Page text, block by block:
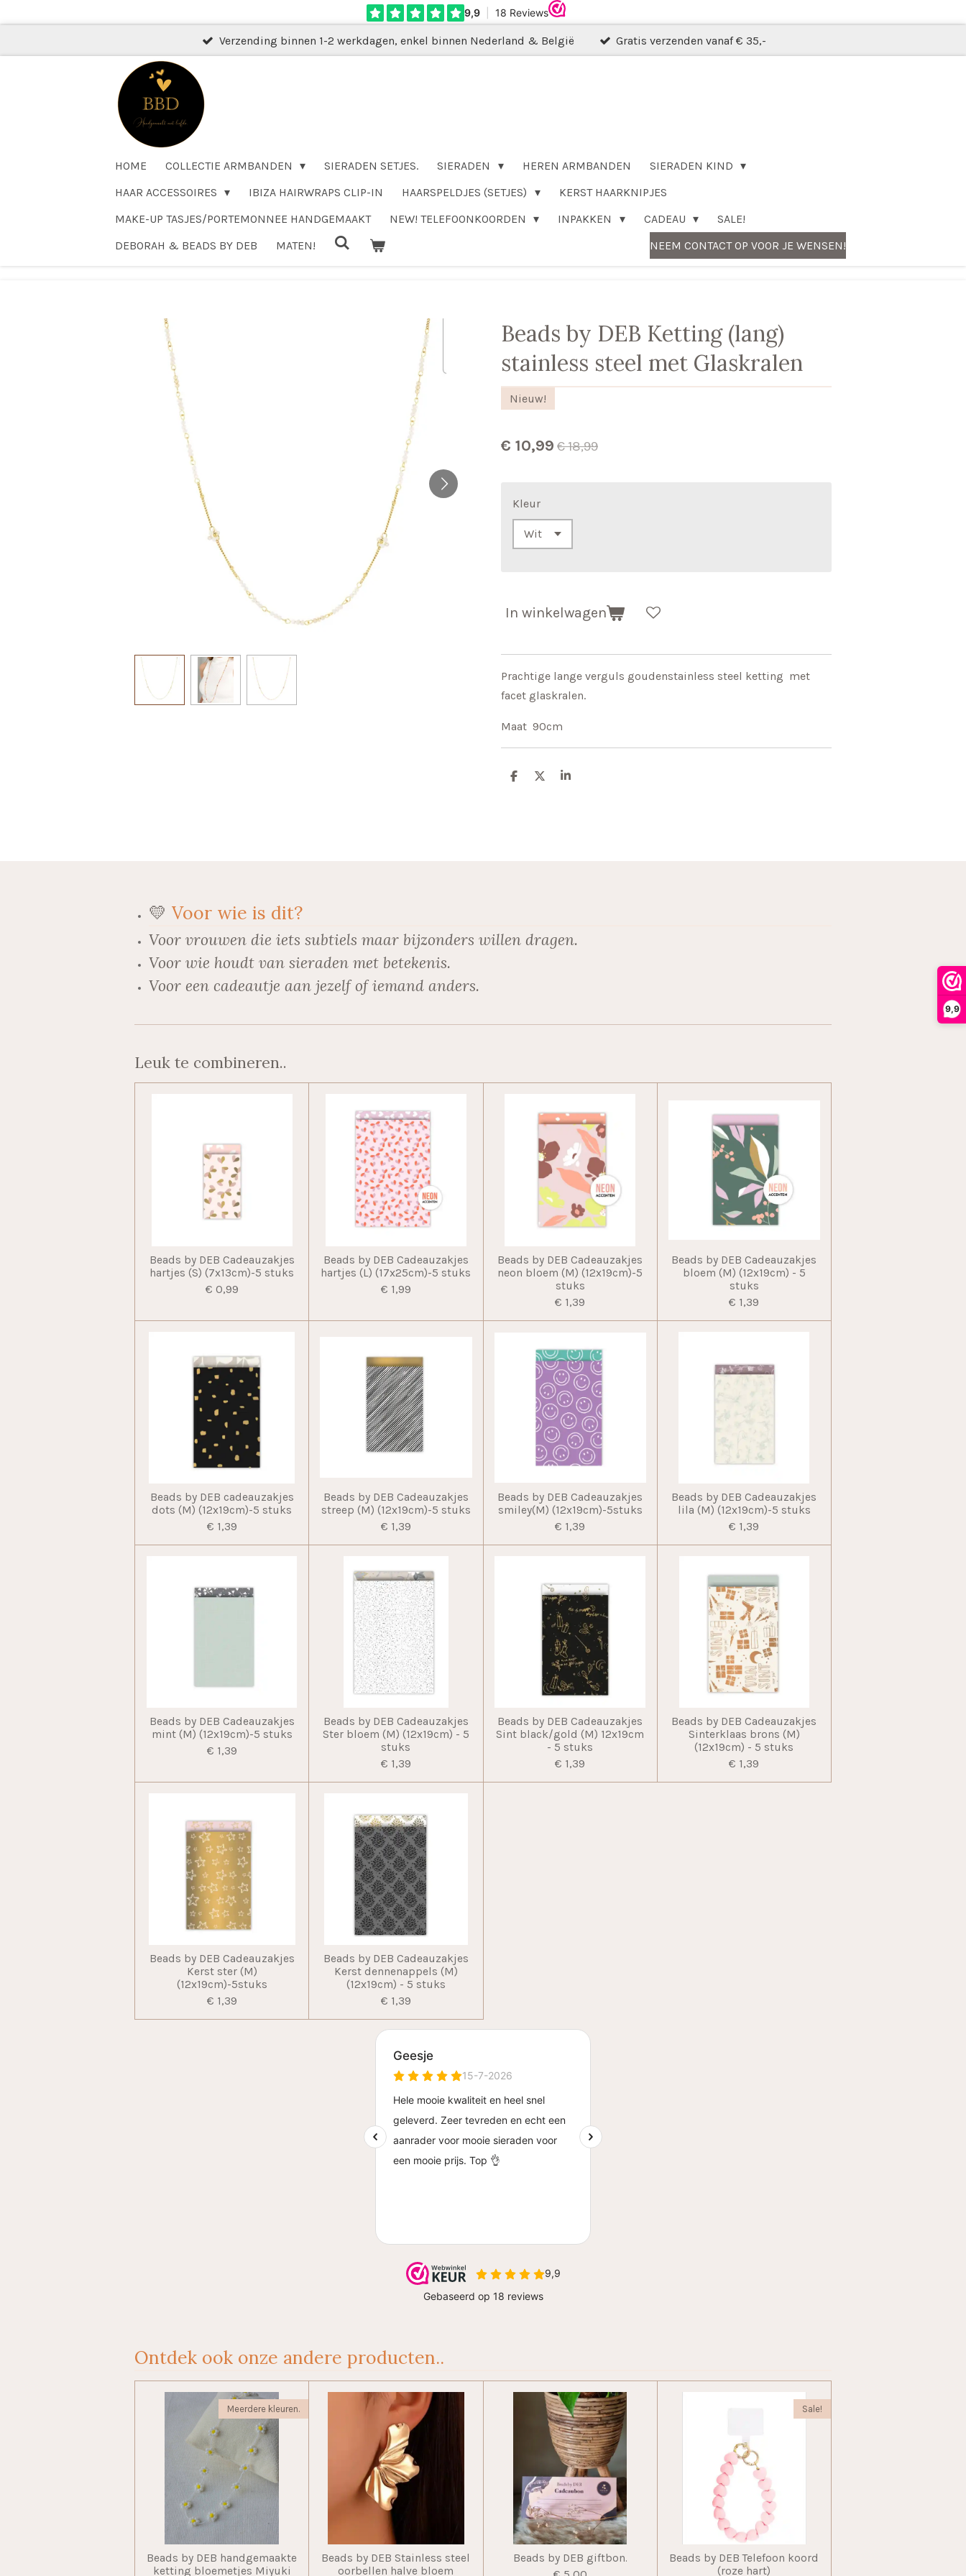
9,9
naar
Verzending binnen 1-2 werkdagen, enkel binnen Nederland & België Gratis verzenden vanaf € 35,-
HOME COLLECTIE ARMBANDEN SIERADEN SETJES. SIERADEN HEREN ARMBANDEN
SIERADEN KIND
HAAR ACCESSOIRES
IBIZA HAIRWRAPS CLIP-IN HAARSPELDJES (SETJES)
KERST HAARKNIPJES
MAKE-UP TASJES/PORTEMONNEE HANDGEMAAKT
NEW! TELEFOONKOORDEN INPAKKEN CADEAU
SALE!
DEBORAH & BEADS BY DEB
MATEN! NEEM CONTACT OP VOOR JE WENSEN!
Beads by DEB Ketting (lang)
stainless steel met Glaskralen
Nieuw!
€ 10,99 € 18,99
Kleur
In winkelwagen
Prachtige lange verguls goudenstainless steel ketting met
facet glaskralen.
Maat 90cm
D
D
S
💛 Voor wie is dit?
Voor vrouwen die iets subtiels maar bijzonders willen dragen.
Voor wie houdt van sieraden met betekenis.
Voor een cadeautje aan jezelf of iemand anders.
Leuk te combineren..
Beads by DEB Cadeauzakjes
hartjes (S) (7x13cm)-5 stuks
€ 0,99
Beads by DEB Cadeauzakjes
hartjes (L) (17x25cm)-5 stuks
€ 1,99
Beads by DEB Cadeauzakjes
neon bloem (M) (12x19cm)-5
stuks
€ 1,39
Beads by DEB Cadeauzakjes
bloem (M) (12x19cm) - 5
stuks
€ 1,39
Beads by DEB cadeauzakjes
dots (M) (12x19cm)-5 stuks
€ 1,39
Beads by DEB Cadeauzakjes
streep (M) (12x19cm)-5 stuks
€ 1,39
Beads by DEB Cadeauzakjes
smiley(M) (12x19cm)-5stuks
€ 1,39
Beads by DEB Cadeauzakjes
lila (M) (12x19cm)-5 stuks
€ 1,39
Beads by DEB Cadeauzakjes
mint (M) (12x19cm)-5 stuks
€ 1,39
Beads by DEB Cadeauzakjes
Ster bloem (M) (12x19cm) - 5
stuks
€ 1,39
Beads by DEB Cadeauzakjes
Sint black/gold (M) 12x19cm
- 5 stuks
€ 1,39
Beads by DEB Cadeauzakjes
Sinterklaas brons (M)
(12x19cm) - 5 stuks
€ 1,39
Beads by DEB Cadeauzakjes
Kerst ster (M)
(12x19cm)-5stuks
€ 1,39
Beads by DEB Cadeauzakjes
Kerst dennenappels (M)
(12x19cm) - 5 stuks
€ 1,39
Ontdek ook onze andere producten..
Meerdere kleuren.
Beads by DEB handgemaakte
ketting bloemetjes Miyuki
Beads by DEB Stainless steel
oorbellen halve bloem
Beads by DEB giftbon.
Sale!
Beads by DEB Telefoon koord
(roze hart)